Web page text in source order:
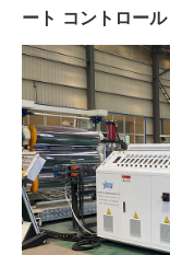
ート コントロー